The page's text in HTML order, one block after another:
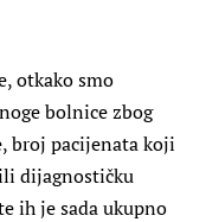
otkako smo
bolnice zbog
broj pacijenata koji
dijagnostičku
ih je sada ukupno